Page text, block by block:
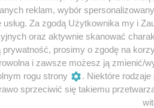
nosi nazwę królestwa, raz
to w zaburzeniach i
obustronnej klęski, bez
przyszłość.
reklam, wybór
usług. Za zgodą Użytkownika my i
oraz aktywnie skanować
prosimy o zgodę na
i zawsze możesz ją zmienić/
rogu strony
. Niektóre
sprzeciwić się takiemu